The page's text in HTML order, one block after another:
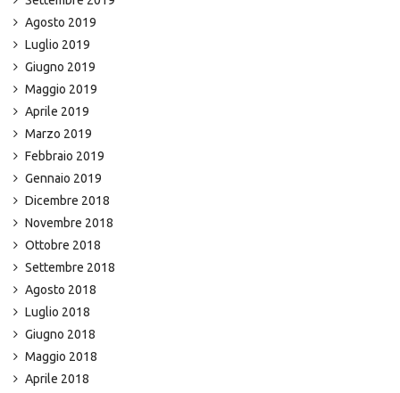
Agosto 2019
Luglio 2019
Giugno 2019
Maggio 2019
Aprile 2019
Marzo 2019
Febbraio 2019
Gennaio 2019
Dicembre 2018
Novembre 2018
Ottobre 2018
Settembre 2018
Agosto 2018
Luglio 2018
Giugno 2018
Maggio 2018
Aprile 2018